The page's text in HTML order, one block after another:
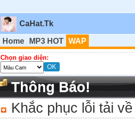
CaHat.Tk
Home MP3 HOT WAP
Chọn giao diện:
Thông Báo!
Khắc phục lỗi tải về